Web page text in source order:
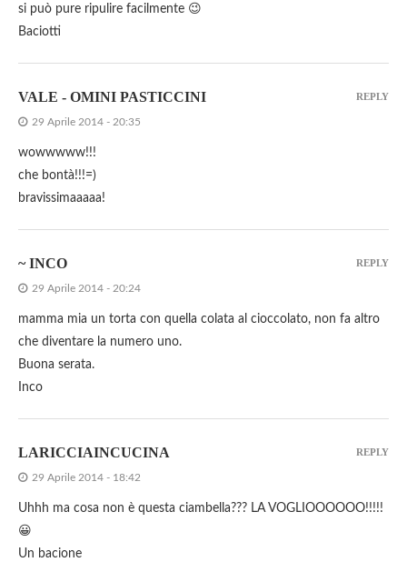
si può pure ripulire facilmente 😉
Baciotti
VALE - OMINI PASTICCINI
29 Aprile 2014 - 20:35
wowwwww!!!
che bontà!!!=)
bravissimaaaaa!
REPLY
~ INCO
29 Aprile 2014 - 20:24
mamma mia un torta con quella colata al cioccolato, non fa altro
che diventare la numero uno.
Buona serata.
Inco
REPLY
LARICCIAINCUCINA
29 Aprile 2014 - 18:42
Uhhh ma cosa non è questa ciambella??? LA VOGLIOOOOOO!!!!!
😀
Un bacione
REPLY